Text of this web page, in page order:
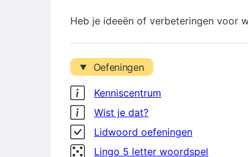
Heb je ideeën of verbeteringen voor
Oefeningen
Kenniscentrum
Wist je dat?
Lidwoord oefeningen
Lingo 5 letter woordspel